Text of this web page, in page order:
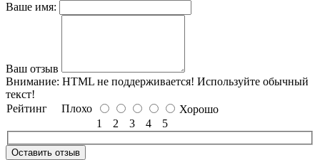
Ваше имя:
Ваш отзыв
Внимание: HTML не поддерживается! Используйте обычный
текст!
Рейтинг Плохо
Хорошо
1
2 3 4 5
Оставить отзыв